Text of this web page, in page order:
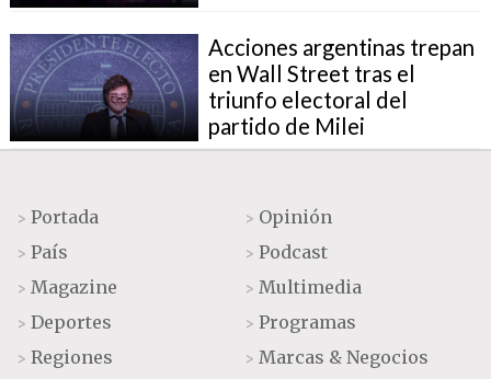
Acciones argentinas trepan
en Wall Street tras el
triunfo electoral del
partido de Milei
> Portada
> País
> Magazine
> Deportes
> Regiones
> Opinión
> Podcast
> Multimedia
> Programas
> Marcas & Negocios